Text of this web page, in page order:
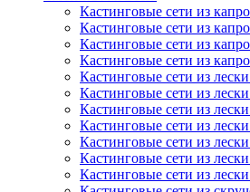
Кастинговые сети из
Кастинговые сети из
Кастинговые сети из
Кастинговые сети из
Кастинговые сети из
Кастинговые сети из
Кастинговые сети из
Кастинговые сети из
Кастинговые сети из
Кастинговые сети из
Кастинговые сети из